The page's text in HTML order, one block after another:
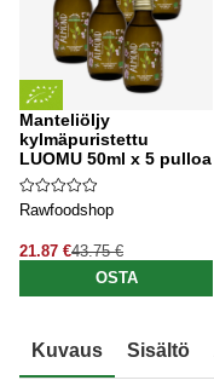
Manteliöljy
kylmäpuristettu
LUOMU 50ml x 5 pulloa
Rawfoodshop
21.87 €43.75 €
OSTA
Kuvaus Sisältö